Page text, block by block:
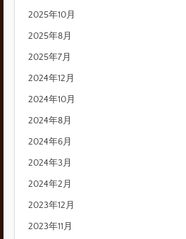
2025年10月
2025年8月
2025年7月
2024年12月
2024年10月
2024年8月
2024年6月
2024年3月
2024年2月
2023年12月
2023年11月